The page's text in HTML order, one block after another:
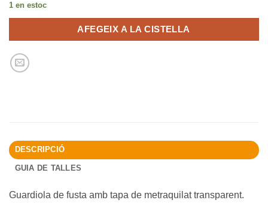
1 en estoc
AFEGEIX A LA CISTELLA
DESCRIPCIÓ
GUIA DE TALLES
Guardiola de fusta amb tapa de metraquilat transparent.